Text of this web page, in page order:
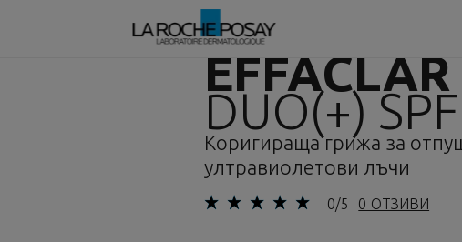
EFFACLAR
DUO(+)
Коригираща грижа за
ултравиолетови лъчи
0/5 0 ОТЗИВИ